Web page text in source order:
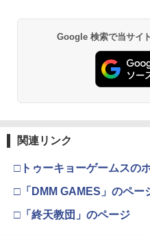
Google 検索で当サイ
関連リンク
□トゥーキョーゲームスの
□「DMM GAMES」のペー
□「終天教団」のページ